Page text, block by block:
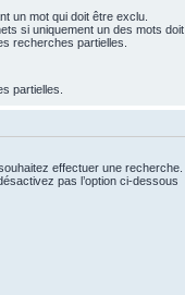
un mot qui doit être exclu.
si uniquement un des mots doit
recherches partielles.
partielles.
effectuer une recherche.
pas l’option ci-dessous